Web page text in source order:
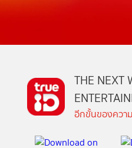
THE NEXT
อีกขั้นของควา